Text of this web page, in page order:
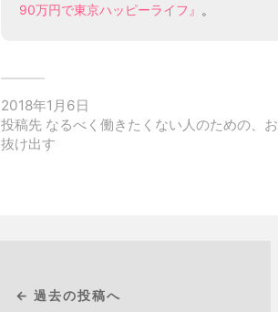
90万円で東京ハッピーライフ』 。
2018年1月6日
投稿先 なるべく働きたくない人のための、
抜け出す
← 過去の投稿へ